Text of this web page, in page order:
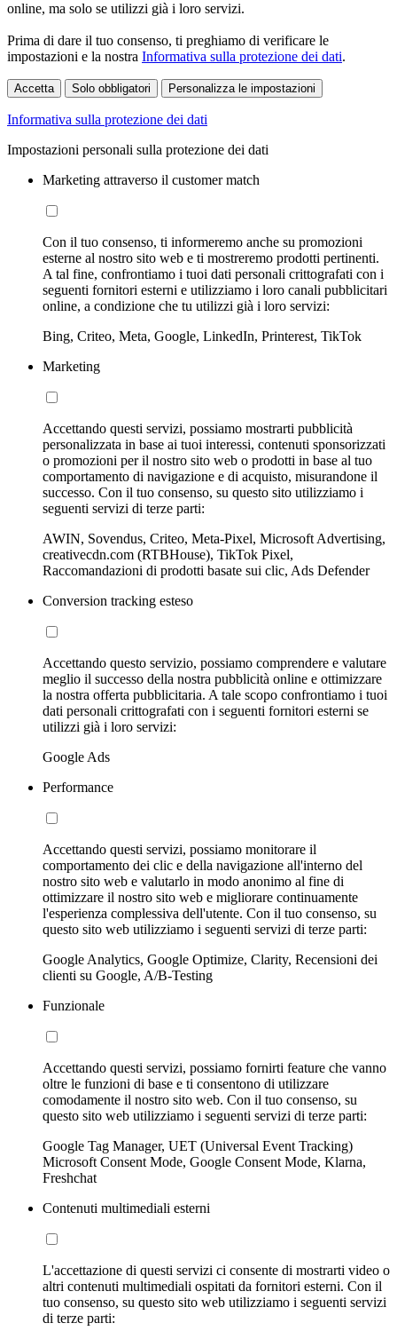
online, ma solo se utilizzi già i loro servizi.
Prima di dare il tuo consenso, ti preghiamo di verificare le
impostazioni e la nostra Informativa sulla protezione dei dati.
Accetta Solo obbligatori Personalizza le impostazioni
Informativa sulla protezione dei dati
Impostazioni personali sulla protezione dei dati
Marketing attraverso il customer match
Con il tuo consenso, ti informeremo anche su promozioni
esterne al nostro sito web e ti mostreremo prodotti pertinenti.
A tal fine, confrontiamo i tuoi dati personali crittografati con i
seguenti fornitori esterni e utilizziamo i loro canali pubblicitari
online, a condizione che tu utilizzi già i loro servizi:
Bing, Criteo, Meta, Google, LinkedIn, Printerest, TikTok
Marketing
Accettando questi servizi, possiamo mostrarti pubblicità
personalizzata in base ai tuoi interessi, contenuti sponsorizzati
o promozioni per il nostro sito web o prodotti in base al tuo
comportamento di navigazione e di acquisto, misurandone il
successo. Con il tuo consenso, su questo sito utilizziamo i
seguenti servizi di terze parti:
AWIN, Sovendus, Criteo, Meta-Pixel, Microsoft Advertising,
creativecdn.com (RTBHouse), TikTok Pixel,
Raccomandazioni di prodotti basate sui clic, Ads Defender
Conversion tracking esteso
Accettando questo servizio, possiamo comprendere e valutare
meglio il successo della nostra pubblicità online e ottimizzare
la nostra offerta pubblicitaria. A tale scopo confrontiamo i tuoi
dati personali crittografati con i seguenti fornitori esterni se
utilizzi già i loro servizi:
Google Ads
Performance
Accettando questi servizi, possiamo monitorare il
comportamento dei clic e della navigazione all'interno del
nostro sito web e valutarlo in modo anonimo al fine di
ottimizzare il nostro sito web e migliorare continuamente
l'esperienza complessiva dell'utente. Con il tuo consenso, su
questo sito web utilizziamo i seguenti servizi di terze parti:
Google Analytics, Google Optimize, Clarity, Recensioni dei
clienti su Google, A/B-Testing
Funzionale
Accettando questi servizi, possiamo fornirti feature che vanno
oltre le funzioni di base e ti consentono di utilizzare
comodamente il nostro sito web. Con il tuo consenso, su
questo sito web utilizziamo i seguenti servizi di terze parti:
Google Tag Manager, UET (Universal Event Tracking)
Microsoft Consent Mode, Google Consent Mode, Klarna,
Freshchat
Contenuti multimediali esterni
L'accettazione di questi servizi ci consente di mostrarti video o
altri contenuti multimediali ospitati da fornitori esterni. Con il
tuo consenso, su questo sito web utilizziamo i seguenti servizi
di terze parti: